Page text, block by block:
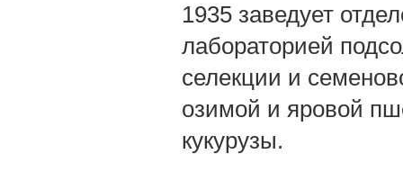
1935 заведует
лабораторией
селекции и
озимой и яровой
кукурузы.